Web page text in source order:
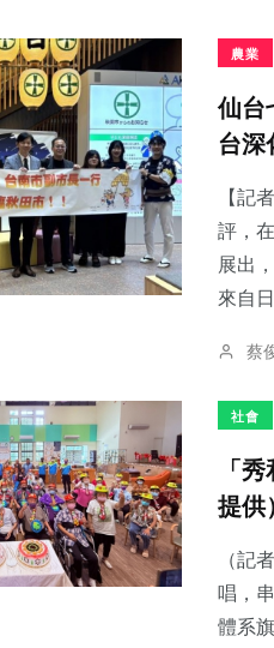
農業
仙台
台深
【記
評，
展出
來自
蔡
社會
「
提供
（記
唱，
體系